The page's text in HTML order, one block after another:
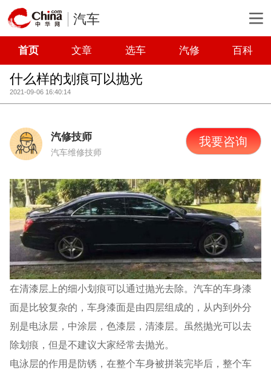
汽车
首页 文章 选车 汽修 百科
什么样的划痕可以抛光
2021-09-06 16:40:14
汽修技师
汽车维修技师
我要咨询
在清漆层上的细小划痕可以通过抛光去除。汽车的车身漆
面是比较复杂的，车身漆面是由四层组成的，从内到外分
别是电泳层，中涂层，色漆层，清漆层。虽然抛光可以去
除划痕，但是不建议大家经常去抛光。
电泳层的作用是防锈，在整个车身被拼装完毕后，整个车